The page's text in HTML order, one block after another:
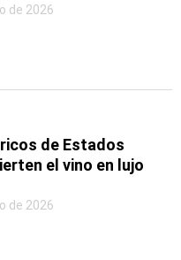
de 2026
de Estados
el vino en lujo
de 2026